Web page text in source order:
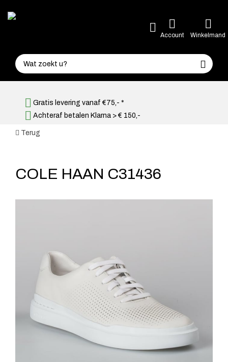
Account Winkelmand
Gratis levering vanaf €75,- *
Achteraf betalen Klarna > € 150,-
Terug
COLE HAAN C31436